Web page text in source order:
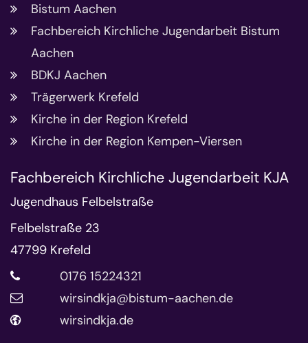
Bistum Aachen
Fachbereich Kirchliche Jugendarbeit Bistum
Aachen
BDKJ Aachen
Trägerwerk Krefeld
Kirche in der Region Krefeld
Kirche in der Region Kempen-Viersen
Fachbereich Kirchliche Jugendarbeit KJA
Jugendhaus Felbelstraße
Felbelstraße 23
47799 Krefeld
0176 15224321
wirsindkja@bistum-aachen.de
wirsindkja.de